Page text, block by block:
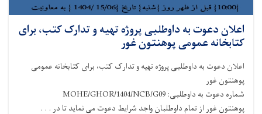
اعلان دعوت به داوطلبی پروژه تهیه و تدارک کتب، برای
کتابخانه عمومی پوهنتون غور
اعلان دعوت به داوطلبی پروژه تهیه و تدارک کتب، برای کتابخانه عمومی
پوهنتون غور
شماره دعوت به داوطلبی: MOHE/GHOR/1404/NCB/G09
پوهنتون غور از تمام داوطلبان واجد شرایط دعوت می نماید تا در . . .